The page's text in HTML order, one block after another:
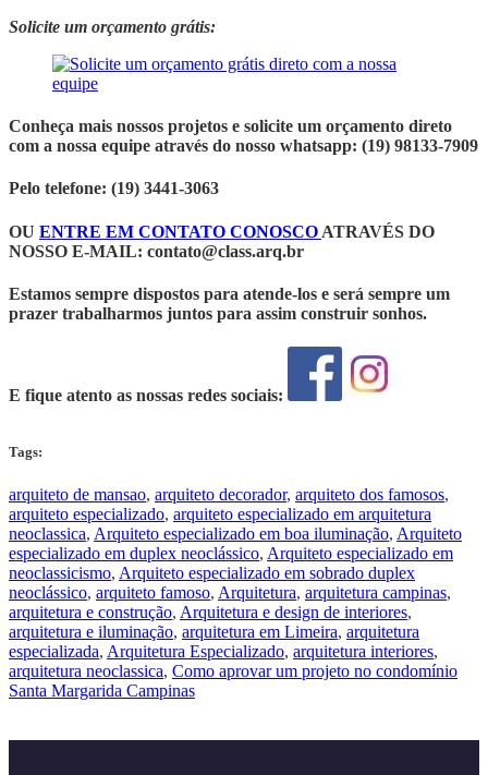
Solicite um orçamento grátis:
Conheça mais nossos projetos e solicite um orçamento direto
com a nossa equipe através do nosso whatsapp: (19) 98133-7909
Pelo telefone: (19) 3441-3063
OU ENTRE EM CONTATO CONOSCO ATRAVÉS DO
NOSSO E-MAIL: contato@class.arq.br
Estamos sempre dispostos para atende-los e será sempre um
prazer trabalharmos juntos para assim construir sonhos.
E fique atento as nossas redes sociais:
Tags:
arquiteto de mansao, arquiteto decorador, arquiteto dos famosos,
arquiteto especializado, arquiteto especializado em arquitetura
neoclassica, Arquiteto especializado em boa iluminação, Arquiteto
especializado em duplex neoclássico, Arquiteto especializado em
neoclassicismo, Arquiteto especializado em sobrado duplex
neoclássico, arquiteto famoso, Arquitetura, arquitetura campinas,
arquitetura e construção, Arquitetura e design de interiores,
arquitetura e iluminação, arquitetura em Limeira, arquitetura
especializada, Arquitetura Especializado, arquitetura interiores,
arquitetura neoclassica, Como aprovar um projeto no condomínio
Santa Margarida Campinas